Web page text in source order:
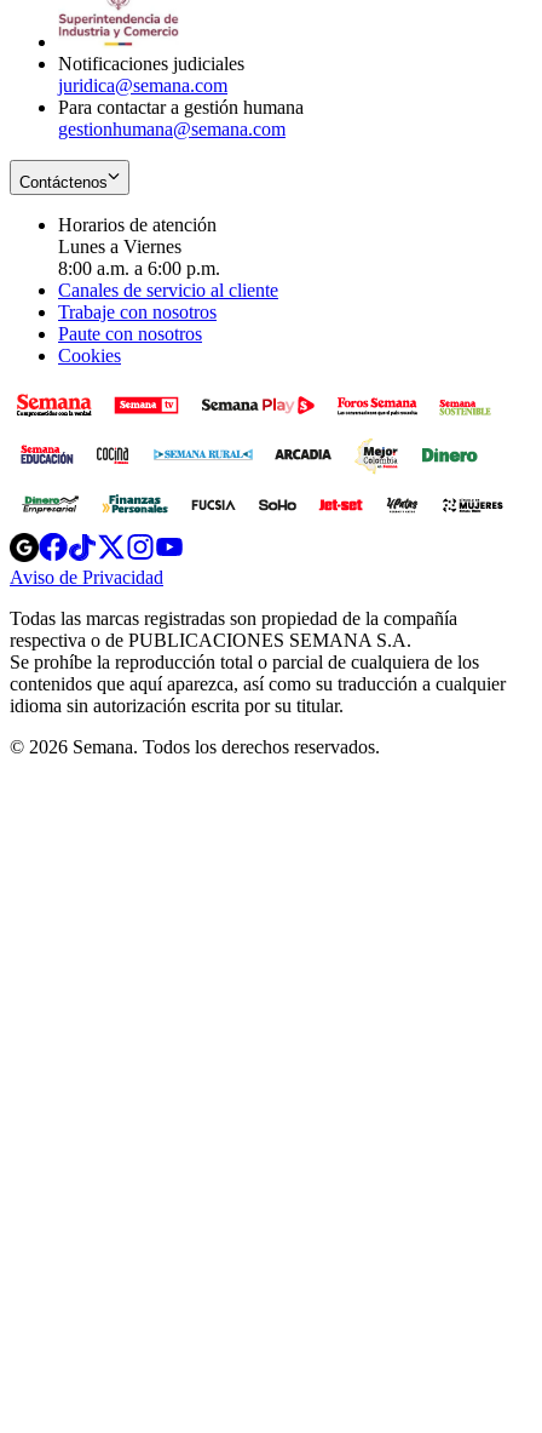
Notificaciones judiciales
juridica@semana.com
Para contactar a gestión humana
gestionhumana@semana.com
Contáctenos
Horarios de atención
Lunes a Viernes
8:00 a.m. a 6:00 p.m.
Canales de servicio al cliente
Trabaje con nosotros
Paute con nosotros
Cookies
Opens
in
new
Opens
in
new
Opens
in
new
window
Opens
new
windowwindow
Aviso de Privacidad
new
window
Todas las marcas registradas son propiedad de la compañía
respectiva o de PUBLICACIONES SEMANA S.A.
Se prohíbe la reproducción total o parcial de cualquiera de los
contenidos que aquí aparezca, así como su traducción a cualquier
idioma sin autorización escrita por su titular.
© 2026 Semana. Todos los derechos reservados.